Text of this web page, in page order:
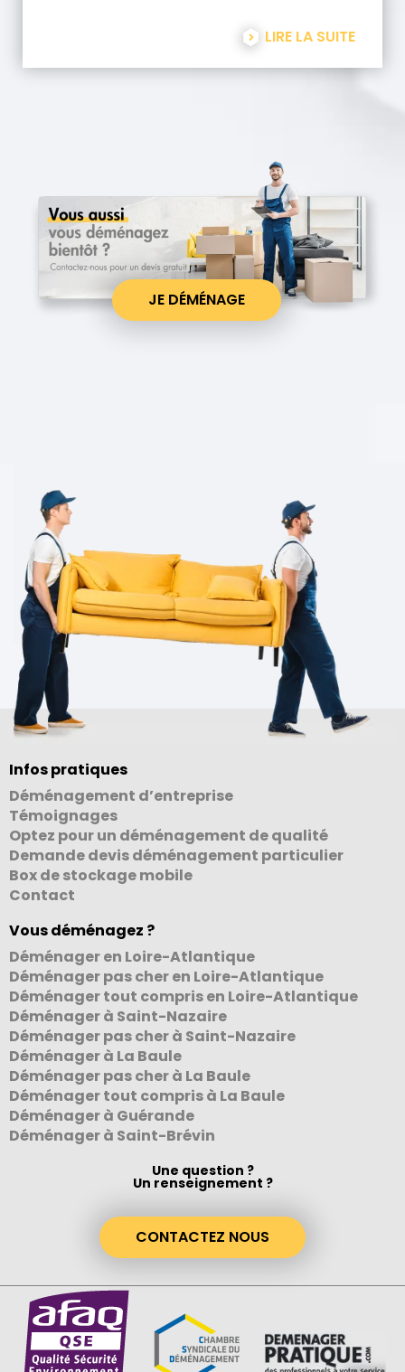
LIRE LA SUITE
JE DÉMÉNAGE
Infos pratiques
Déménagement d’entreprise
Témoignages
Optez pour un déménagement de qualité
Demande devis déménagement particulier
Box de stockage mobile
Contact
Vous déménagez ?
Déménager en Loire-Atlantique
Déménager pas cher en Loire-Atlantique
Déménager tout compris en Loire-Atlantique
Déménager à Saint-Nazaire
Déménager pas cher à Saint-Nazaire
Déménager à La Baule
Déménager pas cher à La Baule
Déménager tout compris à La Baule
Déménager à Guérande
Déménager à Saint-Brévin
Une question ?
Un renseignement ?
CONTACTEZ NOUS